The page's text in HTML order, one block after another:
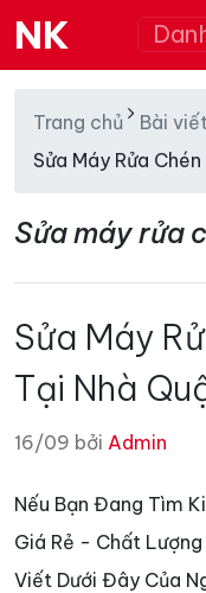
NK
Trang chủ Bài
Sửa Máy Rửa
Sửa máy rửa
Sửa Máy
Tại Nhà
16/09 bởi Admin
Nếu Bạn Đang Tìm
Giá Rẻ - Chất
Viết Dưới Đây Của